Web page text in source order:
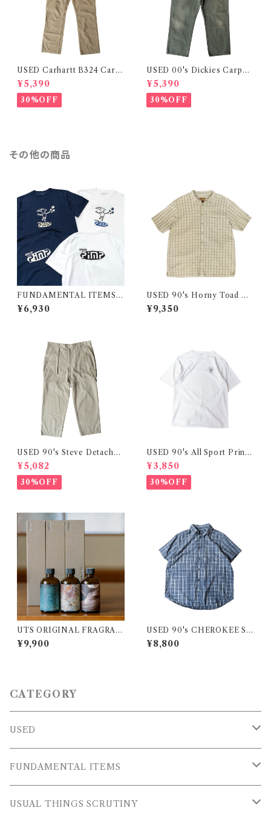
USED Carhartt B324 Carp
enter Pants
¥5,390
30%OFF
USED 00's Dickies Carpen
ter Pants
¥5,390
30%OFF
その他の商品
FUNDAMENTAL ITEMS
"Space Pimp" S/S Tee
¥6,930
USED 90's Horny Toad Pla
id Seersucker S/S Shirt
¥9,350
USED 90's Steve Detachabl
e Fatigue Pants
¥5,082
30%OFF
USED 90's All Sport Printe
d Tee
¥3,850
30%OFF
UTS ORIGINAL FRAGRAN
CE “PLUS” Aroma Diffuse
r 100ml
¥9,900
USED 90's CHEROKEE S/S
Plaid Shirt
¥8,800
CATEGORY
USED
OUTER WEARS
FLEECE
FUNDAMENTAL ITEMS
TOPS
USUAL THINGS SCRUTINY